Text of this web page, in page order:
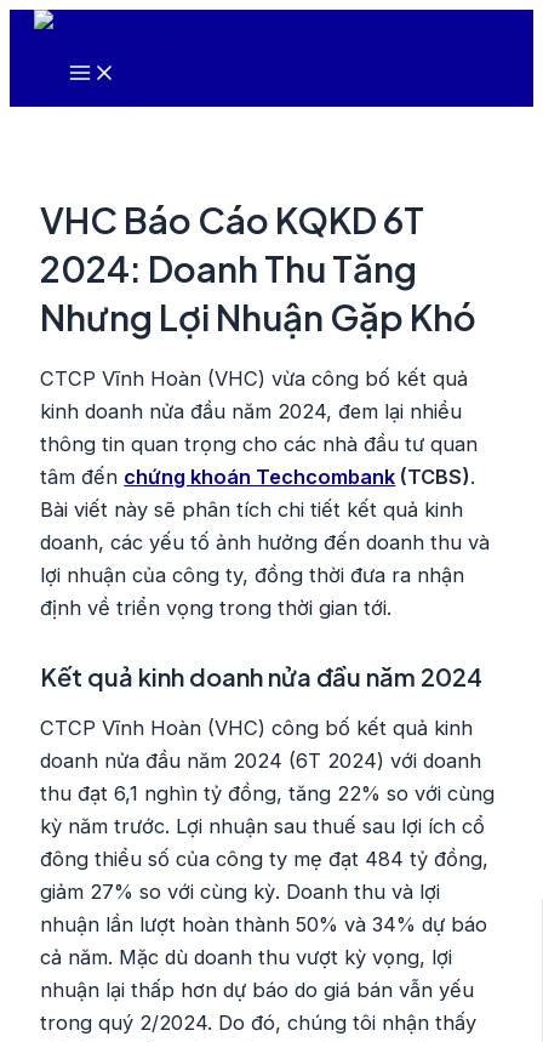
Nhảy
Main
VHC Báo Cáo KQKD 6T
2024: Doanh Thu Tăng
Nhưng Lợi Nhuận Gặp Khó
CTCP Vĩnh Hoàn (VHC) vừa công bố kết quả
kinh doanh nửa đầu năm 2024, đem lại nhiều
thông tin quan trọng cho các nhà đầu tư quan
tâm đến chứng khoán Techcombank (TCBS).
Bài viết này sẽ phân tích chi tiết kết quả kinh
doanh, các yếu tố ảnh hưởng đến doanh thu và
lợi nhuận của công ty, đồng thời đưa ra nhận
định về triển vọng trong thời gian tới.
Kết quả kinh doanh nửa đầu năm 2024
CTCP Vĩnh Hoàn (VHC) công bố kết quả kinh
doanh nửa đầu năm 2024 (6T 2024) với doanh
thu đạt 6,1 nghìn tỷ đồng, tăng 22% so với cùng
kỳ năm trước. Lợi nhuận sau thuế sau lợi ích cổ
đông thiểu số của công ty mẹ đạt 484 tỷ đồng,
giảm 27% so với cùng kỳ. Doanh thu và lợi
nhuận lần lượt hoàn thành 50% và 34% dự báo
cả năm. Mặc dù doanh thu vượt kỳ vọng, lợi
nhuận lại thấp hơn dự báo do giá bán vẫn yếu
trong quý 2/2024. Do đó, chúng tôi nhận thấy